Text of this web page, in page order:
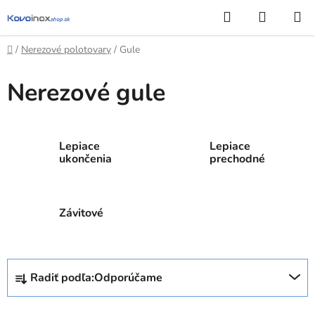
na
obsah
Hľadať
KOŠÍK
Domov
/ Nerezové polotovary / Gule
Nerezové gule
Lepiace
ukončenia
Lepiace
prechodné
Závitové
R
d
Radiť podľa:Odporúčame